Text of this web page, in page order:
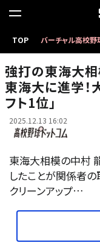
TOP バーチャル高校野
東海大に合格した中村
強打の東海大
東海大に進学！
フト1位｣
2025.12.13 16:02
東海大相模の中村
したことが関係者
クリーンアップ…